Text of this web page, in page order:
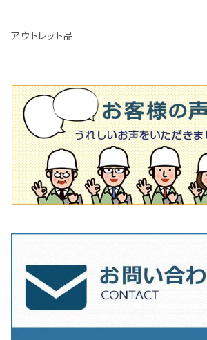
その他
タイル針
タイル針
その他
ビス穴付き
通常品
オフセットタイプ（ハットタイプ
150ｍｍ（6インチ）
205ｍｍ（8インチ）
230mm（9インチ）
125mm（5インチ）
180mm（7インチ）
205mm（8インチ）
230mm（9インチ）
105mm（4インチ）
150ｍｍ（6インチ）
180ｍｍ（7インチ）
205mm（8インチ）
アウトレット品